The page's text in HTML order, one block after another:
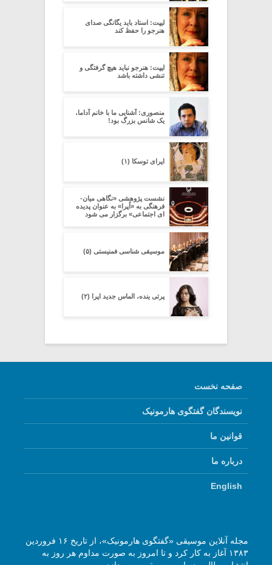
لیپت: استاد باید یگانگی صدای
هنرجو را حفظ کند
لیپت: هنرجو نباید هیچ گرفتگی و
تنشی داشته باشد
منصوری: آشنایی ما با خانم آداما،
یک شانس بزرگ بود!
اپرای توسکا (۱)
نشست پژوهشی «نگاهی میان-
فرهنگی به «اُپرا» به عنوان پدیده
ای اجتماعی» برگزار می شود
موسیقی شناسی فمنیستی (۵)
پرتی ینده، الماس جدید اپرا (۲)
صفحه نخست
نویسندگان گفتگوی هارمونیک
قوانین ما
درباره ما
English
مجله آنلاین موسیقی «گفتگوی هارمونیک»، از تاریخ ۱۶ فروردین
۱۳۸۳ آغاز به کار کرد و تا امروز به صورت مداوم هر روز به